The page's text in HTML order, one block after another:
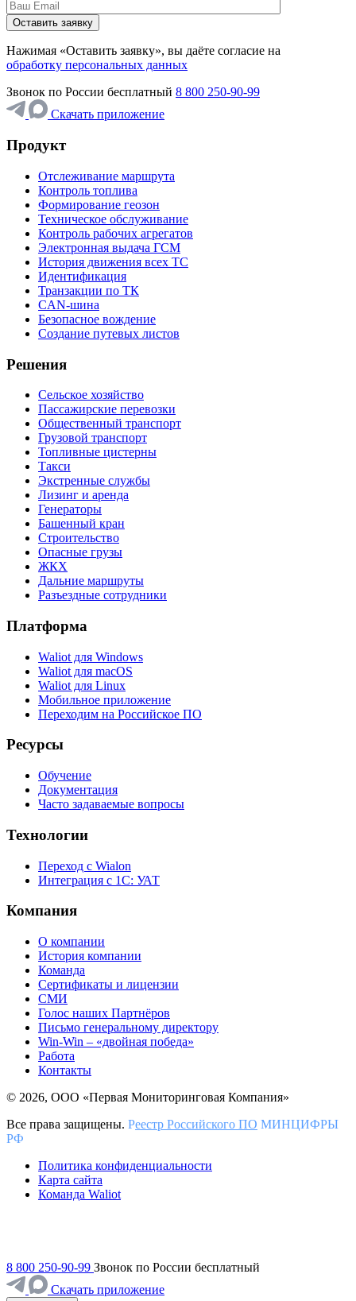
Нажимая «Оставить заявку», вы даёте согласие на
обработку персональных данных
Звонок по России бесплатный 8 800 250-90-99
Скачать приложение
Продукт
Отслеживание маршрута
Контроль топлива
Формирование геозон
Техническое обслуживание
Контроль рабочих агрегатов
Электронная выдача ГСМ
История движения всех ТС
Идентификация
Транзакции по ТК
CAN-шина
Безопасное вождение
Создание путевых листов
Решения
Сельское хозяйство
Пассажирские перевозки
Общественный транспорт
Грузовой транспорт
Топливные цистерны
Такси
Экстренные службы
Лизинг и аренда
Генераторы
Башенный кран
Строительство
Опасные грузы
ЖКХ
Дальние маршруты
Разъездные сотрудники
Платформа
Waliot для Windows
Waliot для macOS
Waliot для Linux
Мобильное приложение
Переходим на Российское ПО
Ресурсы
Обучение
Документация
Часто задаваемые вопросы
Технологии
Переход с Wialon
Интеграция с 1С: УАТ
Компания
О компании
История компании
Команда
Сертификаты и лицензии
СМИ
Голос наших Партнёров
Письмо генеральному директору
Win-Win – «двойная победа»
Работа
Контакты
© 2026, ООО «Первая Мониторинговая Компания»
Все права защищены. Реестр Российского ПО МИНЦИФРЫ
РФ
Политика конфиденциальности
Карта сайта
Команда Waliot
8 800 250-90-99 Звонок по России бесплатный
Скачать приложение